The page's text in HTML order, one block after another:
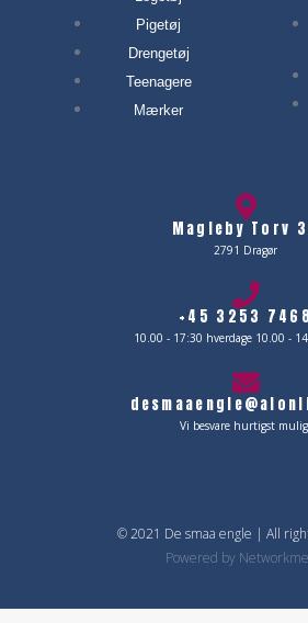
Pigetøj
Drengetøj
Teenagere
Mærker
Magleby Torv
2791 Dragør
+45 3253 7468
10.00 - 17:30 hverdage 10.00 -
Vi besvare hurtigst
© 2021 De smaa engle | All
Powered by